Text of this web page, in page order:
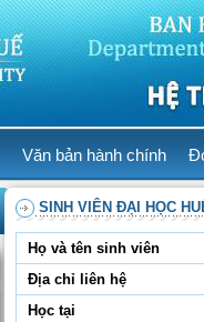
Văn bản hành chính
SINH VIÊN ĐẠI HỌC
Họ và tên sinh viên
Địa chỉ liên hệ
Học tại